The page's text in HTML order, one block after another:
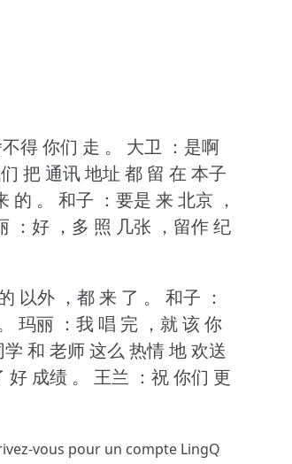
得 你们 走 。
大卫 ：是啊
把 通讯 地址 都 留 在 本子
。
和子 ：要是 来 北京 ，
：好 ，多 照 几张 ，留作 纪
以外 ，都 来 了 。
和子 ：
玛丽 ：我 唱 完 ，就 该 你
和 老师 这么 热情 地 欢送
成绩 。
王兰 ：祝 你们 更
vous pour un compte LingQ